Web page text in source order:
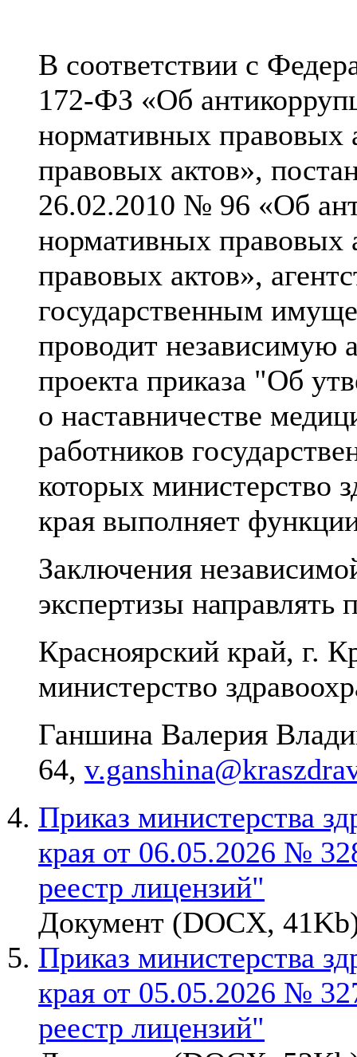
В соответствии с
172-ФЗ «Об
нормативных правовых
правовых актов»,
26.02.2010 № 96 «Об
нормативных правовых
правовых актов»,
государственным
проводит независимую
проекта приказа "Об
о наставничестве
работников
которых министерство
края выполняет
Заключения
экспертизы направлять
Красноярский край, г.
министерство
Ганшина Валерия
64,
Приказ министерства
края от 06.05.2026 №
реестр лицензий"
Документ (DOCX,
Приказ министерства
края от 05.05.2026 №
реестр лицензий"